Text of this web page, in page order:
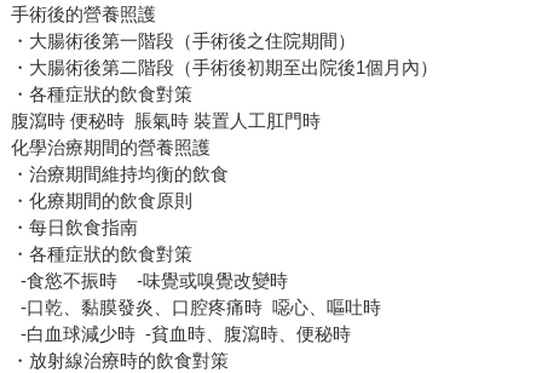
手術後的營養照護
・大腸術後第一階段（手術後之住院期間）
・大腸術後第二階段（手術後初期至出院後1個月內）
・各種症狀的飲食對策
腹瀉時 便秘時 脹氣時 裝置人工肛門時
化學治療期間的營養照護
・治療期間維持均衡的飲食
・化療期間的飲食原則
・每日飲食指南
・各種症狀的飲食對策
-食慾不振時 -味覺或嗅覺改變時
-口乾、黏膜發炎、口腔疼痛時 噁心、嘔吐時
-白血球減少時 -貧血時、腹瀉時、便秘時
・放射線治療時的飲食對策